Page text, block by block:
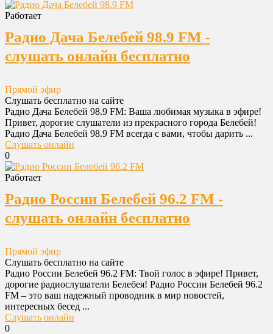
Работает
Радио Дача Белебей 98.9 FM -
слушать онлайн бесплатно
Прямой эфир
Слушать бесплатно на сайте
Радио Дача Белебей 98.9 FM: Ваша любимая музыка в эфире!
Привет, дорогие слушатели из прекрасного города Белебей!
Радио Дача Белебей 98.9 FM всегда с вами, чтобы дарить ...
Слушать онлайн
0
Работает
Радио России Белебей 96.2 FM -
слушать онлайн бесплатно
Прямой эфир
Слушать бесплатно на сайте
Радио России Белебей 96.2 FM: Твой голос в эфире! Привет,
дорогие радиослушатели Белебея! Радио России Белебей 96.2
FM – это ваш надежный проводник в мир новостей,
интересных бесед ...
Слушать онлайн
0